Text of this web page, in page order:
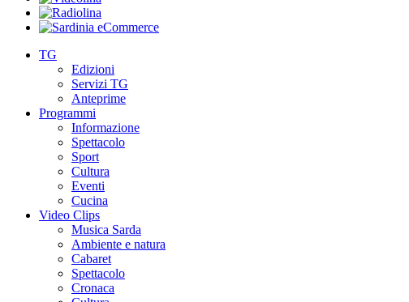
TG
Edizioni
Servizi TG
Anteprime
Programmi
Informazione
Spettacolo
Sport
Cultura
Eventi
Cucina
Video Clips
Musica Sarda
Ambiente e natura
Cabaret
Spettacolo
Cronaca